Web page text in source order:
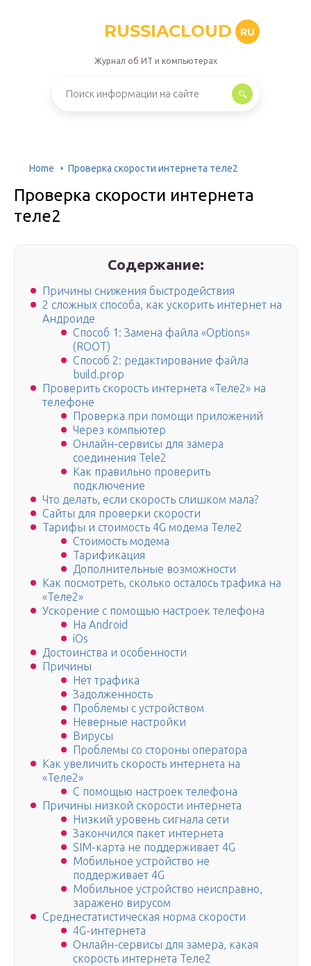
RUSSIACLOUD RU
Журнал об ИТ и компьютерах
Home Проверка скорости интернета теле2
Проверка скорости интернета
теле2
Содержание:
Причины снижения быстродействия
2 сложных способа, как ускорить интернет на
Андроиде
Способ 1: Замена файла «Options»
(ROOT)
Способ 2: редактирование файла
build.prop
Проверить скорость интернета «Теле2» на
телефоне
Проверка при помощи приложений
Через компьютер
Онлайн-сервисы для замера
соединения Tele2
Как правильно проверить
подключение
Что делать, если скорость слишком мала?
Сайты для проверки скорости
Тарифы и стоимость 4G модема Теле2
Стоимость модема
Тарификация
Дополнительные возможности
Как посмотреть, сколько осталось трафика на
«Теле2»
Ускорение с помощью настроек телефона
На Android
iOs
Достоинства и особенности
Причины
Нет трафика
Задолженность
Проблемы с устройством
Неверные настройки
Вирусы
Проблемы со стороны оператора
Как увеличить скорость интернета на
«Теле2»
С помощью настроек телефона
Причины низкой скорости интернета
Низкий уровень сигнала сети
Закончился пакет интернета
SIM-карта не поддерживает 4G
Мобильное устройство не
поддерживает 4G
Мобильное устройство неисправно,
заражено вирусом
Среднестатистическая норма скорости
4G-интернета
Онлайн-сервисы для замера, какая
скорость интернета Теле2